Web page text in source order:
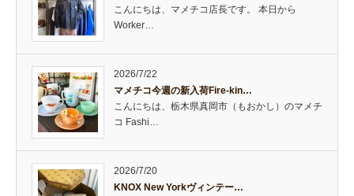
こんにちは、マメチコ店長です。 本日から
Worker…
2026/7/22
マメチコ今週の新入荷Fire-kin…
こんにちは、栃木県真岡市（もおかし）のマメチ
コ Fashi…
2026/7/20
KNOX New Yorkヴィンテー…